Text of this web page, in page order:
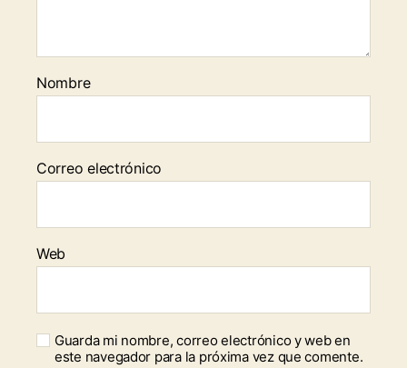
Nombre
Correo electrónico
Web
Guarda mi nombre, correo electrónico y web en
este navegador para la próxima vez que comente.